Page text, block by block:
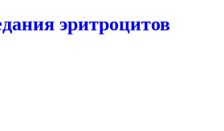
эритроцитов